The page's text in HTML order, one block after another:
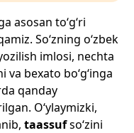
asosan to‘g‘ri
So‘zning o‘zbek
imlosi, nechta
bexato bo‘g‘inga
qanday
O‘ylaymizki,
taassufso‘zini